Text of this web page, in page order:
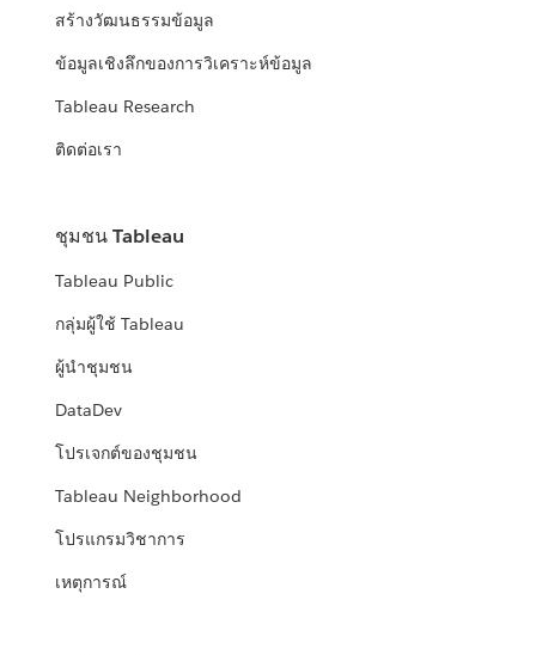
สร้างวัฒนธรรมข้อมูล
ข้อมูลเชิงลึกของการวิเคราะห์ข้อมูล
Tableau Research
ติดต่อเรา
ชุมชน Tableau
Tableau Public
กลุ่มผู้ใช้ Tableau
ผู้นำชุมชน
DataDev
โปรเจกต์ของชุมชน
Tableau Neighborhood
โปรแกรมวิชาการ
เหตุการณ์